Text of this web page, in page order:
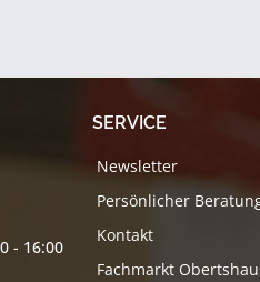
- 16:00
SERVICE
Newsletter
Persönlicher
Kontakt
Fachmarkt